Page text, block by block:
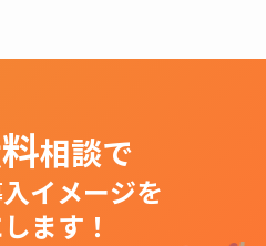
相談で
イメージを
ます！